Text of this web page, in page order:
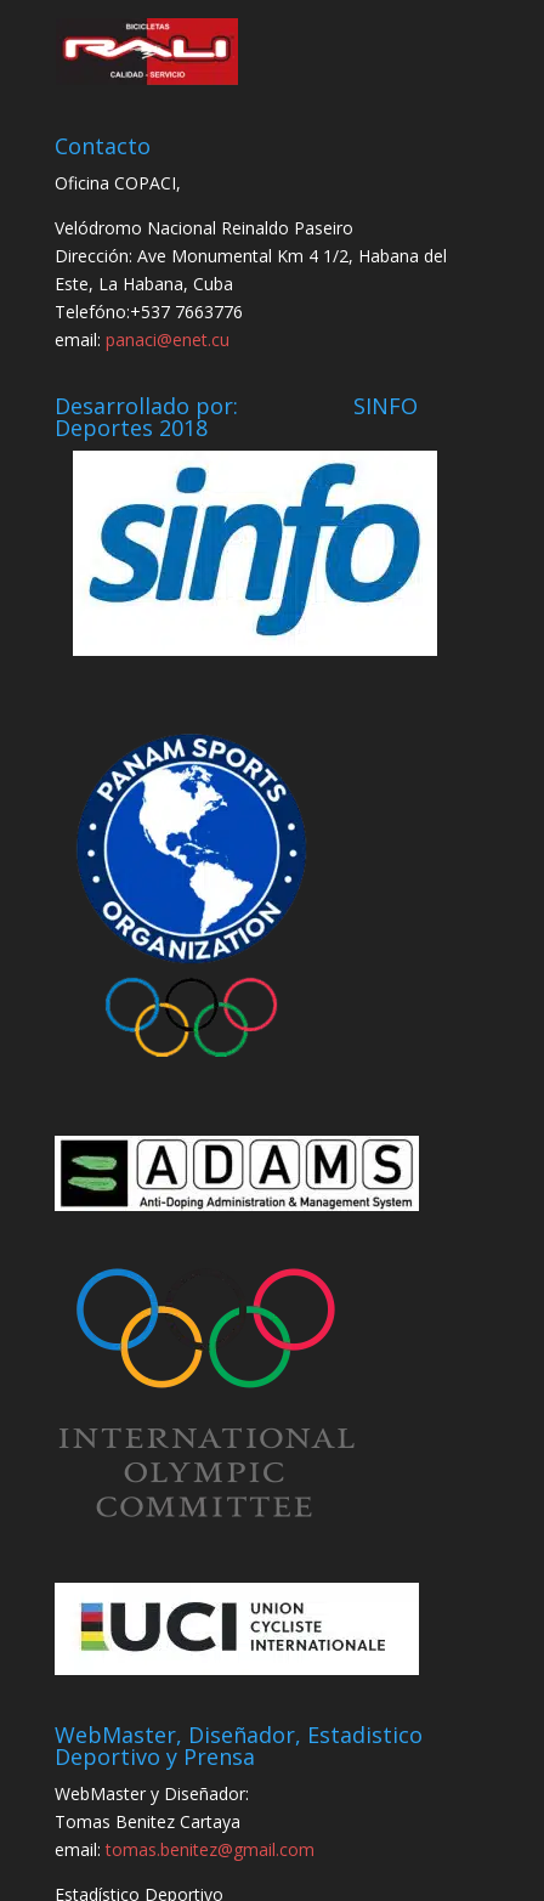
Contacto
Oficina COPACI,
Velódromo Nacional Reinaldo Paseiro
Dirección: Ave Monumental Km 4 1/2, Habana del
Este, La Habana, Cuba
Telefóno:+537 7663776
email: panaci@enet.cu
Desarrollado por: SINFO
Deportes 2018
WebMaster, Diseñador, Estadistico
Deportivo y Prensa
WebMaster y Diseñador:
Tomas Benitez Cartaya
email:tomas.benitez@gmail.com
Estadístico Deportivo